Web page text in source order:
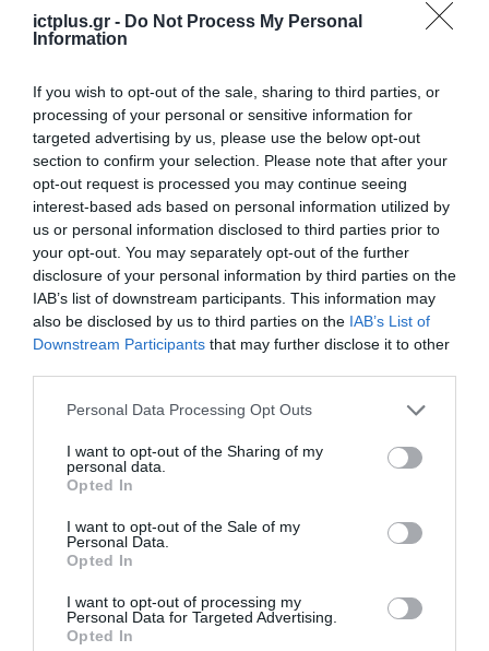
ictplus.gr - Do Not Process My Personal
Information
If you wish to opt-out of the sale, sharing to third parties, or
processing of your personal or sensitive information for
targeted advertising by us, please use the below opt-out
section to confirm your selection. Please note that after your
opt-out request is processed you may continue seeing
interest-based ads based on personal information utilized by
us or personal information disclosed to third parties prior to
your opt-out. You may separately opt-out of the further
disclosure of your personal information by third parties on the
IAB’s list of downstream participants. This information may
also be disclosed by us to third parties on the IAB’s List of
Downstream Participants that may further disclose it to other
Please note that this website/app uses one or more Google
not limited to your visit or usage behaviour. You may click to
grant or deny consent to Google and its third-party tags to
use your data for below specified purposes in below Google
consent section.
Personal Data Processing Opt Outs
I want to opt-out of the Sharing of my
personal data.
Opted In
I want to opt-out of the Sale of my
Personal Data.
Opted In
I want to opt-out of processing my
Personal Data for Targeted Advertising.
Opted In
ΡΟΗ ΕΙΔΗΣΕΩΝ
Το χρηματοδοτούμενο
από την ΕΕ έργο “The
Gaming Police”
ενισχύει την ασφάλεια
των παιδιών στο
διαδίκτυο
31.07.2026